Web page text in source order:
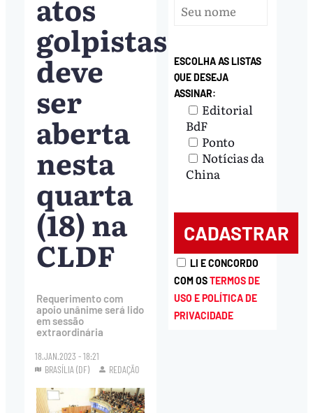
golpistas
deve
ser
aberta
nesta
quarta
(18) na
CLDF
Requerimento com
apoio unânime será lido
em sessão
extraordinária
18.JAN.2023 - 18:21
BRASÍLIA (DF)
REDAÇÃO
ESCOLHA AS LISTAS
QUE DESEJA
ASSINAR:
Editorial
BdF
Ponto
Notícias da
China
LI E CONCORDO
COM OSTERMOS DE
USO E POLÍTICA DE
PRIVACIDADE